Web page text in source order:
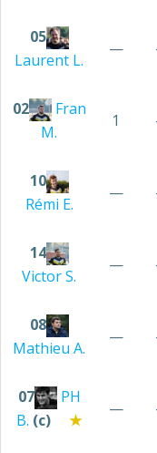
05
Laurent L.
—
02
Fran
M.
1
10
Rémi E.
—
14
VictorS.
—
08
Mathieu A.
—
07
PH
B. (c) ★
—